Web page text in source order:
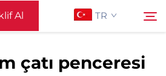
Al TR
çatı penceresi